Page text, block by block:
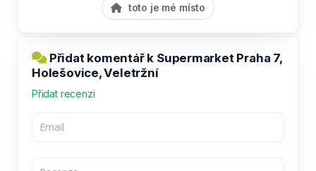
toto je mé místo
Přidat komentář k Supermarket Praha 7,
Holešovice, Veletržní
Přidat recenzi